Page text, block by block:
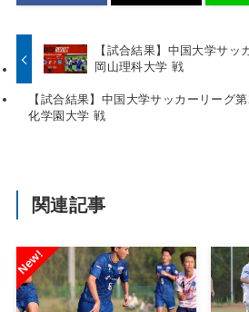
【試合結果】中国大学サッ
岡山理科大学 戦
【試合結果】中国大学サッカーリーグ
化学園大学 戦
関連記事